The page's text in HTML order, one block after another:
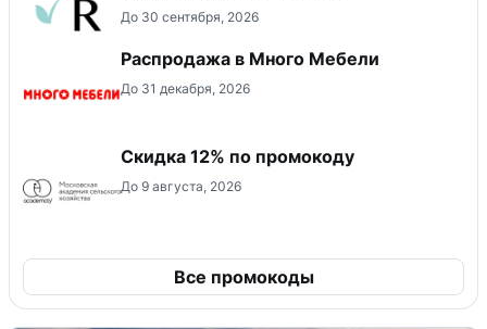
До 30 сентября, 2026
Распродажа в Много Мебели
До 31 декабря, 2026
Скидка 12% по промокоду
До 9 августа, 2026
Все промокоды